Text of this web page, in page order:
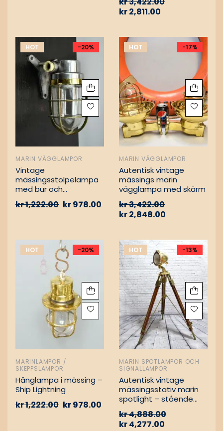
kr2,811.00
HOT -20%
MARIN VÄGGLAMPOR
Vintage
mässingsstolpelampa
med bur och
Nautisk
kr1,222.00 kr978.00
HOT -17%
MARIN VÄGGLAMPOR
Autentisk vintage
mässings marin
vägglampa med skärm
kr3,422.00
kr2,848.00
HOT -20%
MARINLAMPOR /
SKEPPSLAMPOR
Hänglampa i mässing –
Ship Lightning
kr1,222.00 kr978.00
HOT -13%
MARIN SPOTLAMPOR OCH
SIGNALLAMPOR
Autentisk vintage
mässingsstativ marin
spotlight – stående
kr4,888.00
kr4,277.00